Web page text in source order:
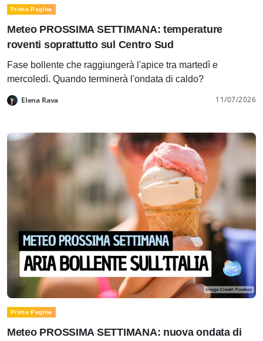
Prima Pagina
Meteo PROSSIMA SETTIMANA: temperature
roventi soprattutto sul Centro Sud
Fase bollente che raggiungerà l'apice tra martedì e
mercoledì. Quando terminerà l'ondata di caldo?
Elena Rava 11/07/2026
Prima Pagina
Meteo PROSSIMA SETTIMANA: nuova ondata di